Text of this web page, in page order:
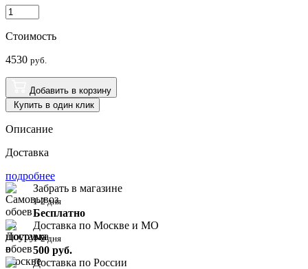
Стоимость
4530 руб.
Добавить в корзину
Купить в один клик
Описание
Доставка
подробнее
Забрать в магазине
1-2 дня
Бесплатно
Доставка по Москве и МО
1-2 дня
500 руб.
Доставка по России